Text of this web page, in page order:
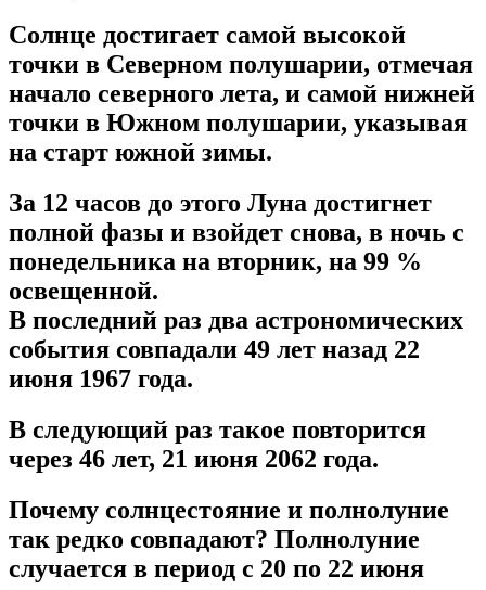
Солнце достигает самой высокой
точки в Северном полушарии, отмечая
начало северного лета, и самой нижней
точки в Южном полушарии, указывая
на старт южной зимы.
За 12 часов до этого Луна достигнет
полной фазы и взойдет снова, в ночь с
понедельника на вторник, на 99 %
освещенной.
В последний раз два астрономических
события совпадали 49 лет назад 22
июня 1967 года.
В следующий раз такое повторится
через 46 лет, 21 июня 2062 года.
Почему солнцестояние и полнолуние
так редко совпадают? Полнолуние
случается в период с 20 по 22 июня